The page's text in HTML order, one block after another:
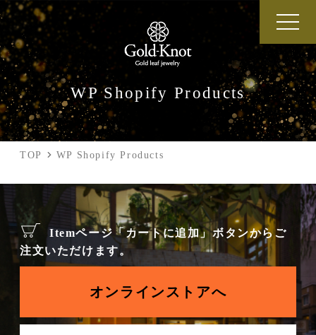
WP Shopify Products
TOP WP Shopify Products
Itemページ「カートに追加」ボタンからご
注文いただけます。
オンラインストアへ